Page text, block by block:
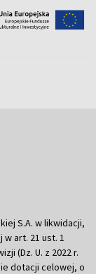
S.A. w likwidacji,
art. 21 ust. 1
(Dz. U. z 2022 r.
dotacji celowej, o